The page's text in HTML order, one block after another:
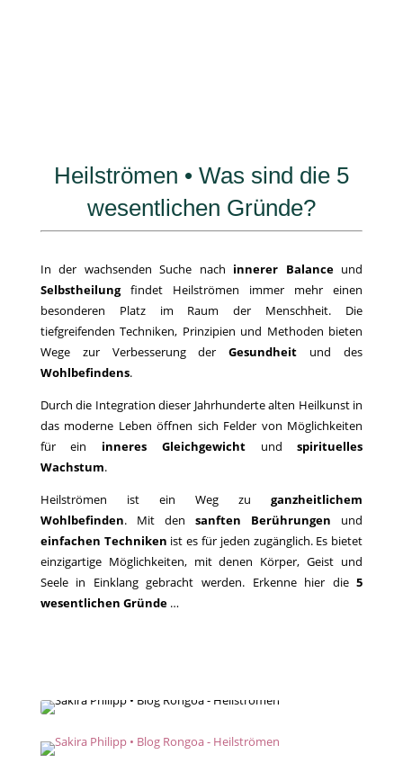
Heilströmen • Was sind die 5
wesentlichen Gründe?
In der wachsenden Suche nach innerer Balanceund
Selbstheilungfindet Heilströmen immer mehr einen
besonderen Platz im Raum der Menschheit. Die
tiefgreifenden Techniken, Prinzipien und Methoden bieten
Wege zur Verbesserung derGesundheit und des
Wohlbefindens.
Durch die Integration dieser Jahrhunderte alten Heilkunst in
das moderne Leben öffnen sich Felder von Möglichkeiten
für ein inneres Gleichgewichtundspirituelles
Wachstum.
Heilströmen ist ein Weg zuganzheitlichem
Wohlbefinden. Mit den sanften Berührungen und
einfachen Techniken ist es für jeden zugänglich. Es bietet
einzigartige Möglichkeiten, mit denen Körper, Geist und
Seele in Einklang gebracht werden. Erkenne hier die5
wesentlichen Gründe…